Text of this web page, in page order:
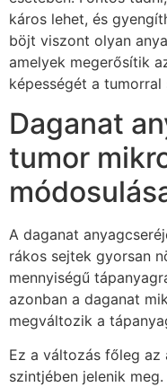
káros lehet, és
böjt viszont olyan
amelyek megerősítik
képességét a tumorral
Daganat
tumor
A daganat
rákos sejtek gyorsan
mennyiségű
azonban a daganat
megváltozik a
Ez a változás főleg az
szintjében jelenik